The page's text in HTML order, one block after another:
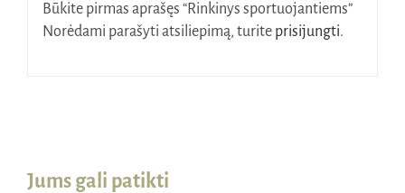
Būkite pirmas aprašęs “Rinkinys sportuojantiems”
Norėdami parašyti atsiliepimą, turite prisijungti.
Jums gali patikti